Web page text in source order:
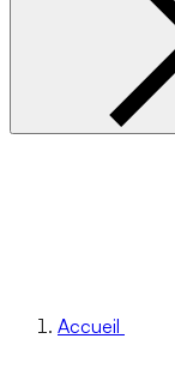
Accueil